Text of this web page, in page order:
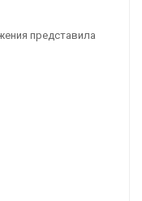
представила